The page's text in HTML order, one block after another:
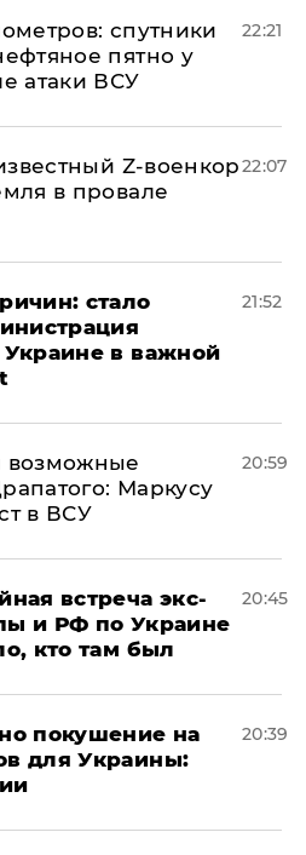
спутники
пятно у
атаки ВСУ
22:21
Z-военкор
в провале
22:07
стало
Украине в важной
21:52
возможные
Маркусу
в ВСУ
20:59
встреча экс-
и РФ по Украине
кто там был
20:45
покушение на
для Украины:
20:39